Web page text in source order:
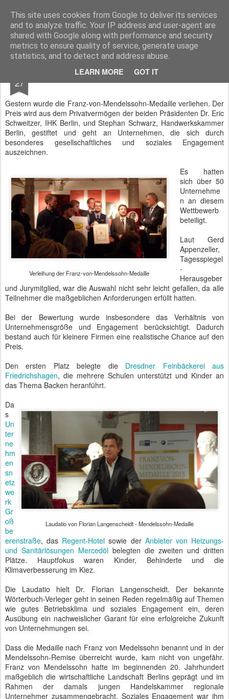
This site uses cookies from Google to deliver its services
and to analyze traffic. Your IP address and user-agent are
shared with Google along with performance and security
metrics to ensure quality of service, generate usage
statistics, and to detect and address abuse.
LEARN MORE GOT IT
BTB concept Media GmbH Presseberichte zu Bundespolitik, Diplomatie, Sicherheitspolitik, Wirtschaft, Fahrzeugtechnik und IT - Pressedienst, Fachartikel, Bildredaktion, O-Ton-Videos
27 Mendelssohn-Medaille verliehen
Gestern wurde die Franz-von-Mendelssohn-Medaille verliehen. Der
Preis wird aus dem Privatvermögen der beiden Präsidenten Dr. Eric
Schweitzer, IHK Berlin, und Stephan Schwarz, Handwerkskammer
Berlin, gestiftet und geht an Unternehmen, die sich durch
besonderes gesellschaftliches und soziales Engagement
auszeichnen.
Verleihung der Franz-von-Mendelssohn-Medaille
Es hatten
sich über 50
Unternehme
n an diesem
Wettbewerb
beteiligt.
Laut Gerd
Appenzeller,
Tagesspiegel
-
Herausgeber
und Jurymitglied, war die Auswahl nicht sehr leicht gefallen, da alle
Teilnehmer die maßgeblichen Anforderungen erfüllt hatten.
Bei der Bewertung wurde insbesondere das Verhältnis von
Unternehmensgröße und Engagement berücksichtigt. Dadurch
bestand auch für kleinere Firmen eine realistische Chance auf den
Preis.
Den ersten Platz belegte die Dresdner Feinbäckerei aus
Friedrichshagen, die mehrere Schulen unterstützt und Kinder an
das Thema Backen heranführt.
Laudatio von Florian Langenscheidt - Mendelssohn-Medaille
Da
s
Un
ter
ne
hm
en
sn
etz
we
rk
Gr
oß
be
erenstraße, das Regent-Hotel sowie der Anbieter von Heizungs-
und Sanitärlösungen Mercedöl belegten die zweiten und dritten
Plätze. Hauptfokus waren Kinder, Behinderte und die
Klimaverbesserung im Kiez.
Die Laudatio hielt Dr. Florian Langenscheidt. Der bekannte
Wörterbuch-Verleger geht in seinen Reden regelmäßig auf Themen
wie gutes Betriebsklima und soziales Engagement ein, deren
Ausübung ein nachweislicher Garant für eine erfolgreiche Zukunft
von Unternehmungen sei.
Dass die Medaille nach Franz von Medelssohn benannt und in der
Mendelssohn-Remise überreicht wurde, kam nicht von ungefähr.
Franz von Mendelssohn hatte im beginnenden 20. Jahrhundert
maßgeblich die wirtschaftliche Landschaft Berlins geprägt und im
Rahmen der damals jungen Handelskammer regionale
Unternehmer zusammengebracht. Soziales Engagement war ihm